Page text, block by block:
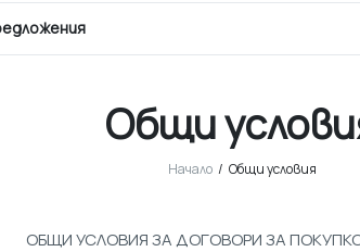
Начало Общи условия
Общи
ОБЩИ УСЛОВИЯ ЗА ДОГОВОРИ ЗА